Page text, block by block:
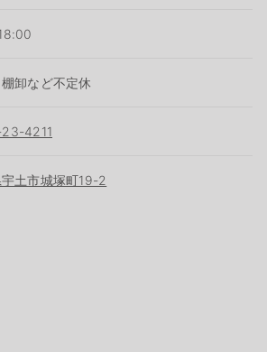
卸など不定休
4211
土市城塚町19-2